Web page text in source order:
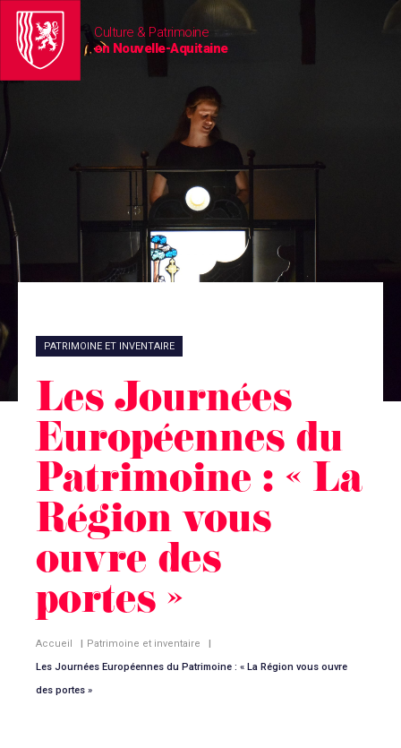
Culture & Patrimoine
en Nouvelle-Aquitaine
PATRIMOINE ET INVENTAIRE
Les Journées
Européennes du
Patrimoine : « La
Région vous
ouvre des
portes »
Accueil | Patrimoine et inventaire
|
Les Journées Européennes du Patrimoine : « La Région vous ouvre
des portes »